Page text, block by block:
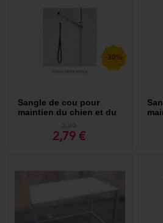
Table de toilettage pour chiens avec ou sans support.
Sangle de cou pour
maintien du chien et du
-30%
2,79 €